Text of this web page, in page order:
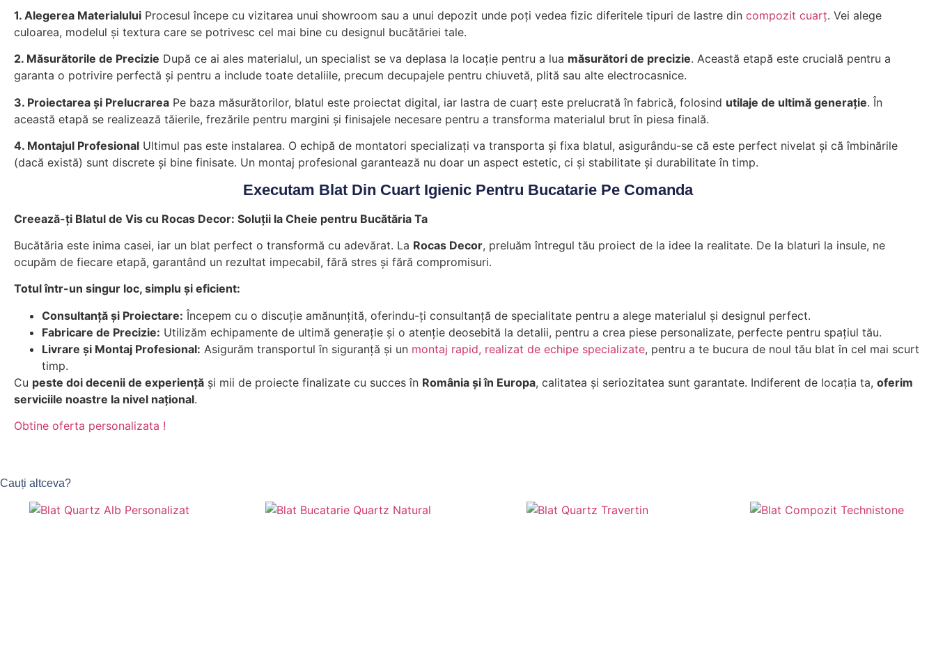
1. Alegerea Materialului Procesul începe cu vizitarea unui showroom sau a unui depozit unde poți vedea fizic diferitele tipuri de lastre din compozit cuarț. Vei alege
culoarea, modelul și textura care se potrivesc cel mai bine cu designul bucătăriei tale.
2. Măsurătorile de Precizie După ce ai ales materialul, un specialist se va deplasa la locație pentru a lua măsurători de precizie. Această etapă este crucială pentru a
garanta o potrivire perfectă și pentru a include toate detaliile, precum decupajele pentru chiuvetă, plită sau alte electrocasnice.
3. Proiectarea și Prelucrarea Pe baza măsurătorilor, blatul este proiectat digital, iar lastra de cuarț este prelucrată în fabrică, folosind utilaje de ultimă generație. În
această etapă se realizează tăierile, frezările pentru margini și finisajele necesare pentru a transforma materialul brut în piesa finală.
4. Montajul Profesional Ultimul pas este instalarea. O echipă de montatori specializați va transporta și fixa blatul, asigurându-se că este perfect nivelat și că îmbinările
(dacă există) sunt discrete și bine finisate. Un montaj profesional garantează nu doar un aspect estetic, ci și stabilitate și durabilitate în timp.
Executam Blat Din Cuart Igienic Pentru Bucatarie Pe Comanda
Creează-ți Blatul de Vis cu Rocas Decor: Soluții la Cheie pentru Bucătăria Ta
Bucătăria este inima casei, iar un blat perfect o transformă cu adevărat. La Rocas Decor, preluăm întregul tău proiect de la idee la realitate. De la blaturi la insule, ne
ocupăm de fiecare etapă, garantând un rezultat impecabil, fără stres și fără compromisuri.
Totul într-un singur loc, simplu și eficient:
Consultanță și Proiectare: Începem cu o discuție amănunțită, oferindu-ți consultanță de specialitate pentru a alege materialul și designul perfect.
Fabricare de Precizie: Utilizăm echipamente de ultimă generație și o atenție deosebită la detalii, pentru a crea piese personalizate, perfecte pentru spațiul tău.
Livrare și Montaj Profesional: Asigurăm transportul în siguranță și un montaj rapid, realizat de echipe specializate, pentru a te bucura de noul tău blat în cel mai scurt
timp.
Cu peste doi decenii de experiență și mii de proiecte finalizate cu succes în România și în Europa, calitatea și seriozitatea sunt garantate. Indiferent de locația ta, oferim
serviciile noastre la nivel național.
Obtine oferta personalizata !
Cauți altceva?